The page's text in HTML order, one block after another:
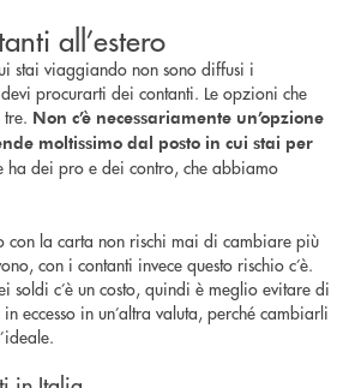
all’estero
stai viaggiando non sono diffusi i
procurarti dei contanti. Le opzioni che
Non c’è necessariamente un’opzione
moltissimo dal posto in cui stai per
ha dei pro e dei contro, che abbiamo
con la carta non rischi mai di cambiare più
con i contanti invece questo rischio c’è.
soldi c’è un costo, quindi è meglio evitare di
eccesso in un’altra valuta, perché cambiarli